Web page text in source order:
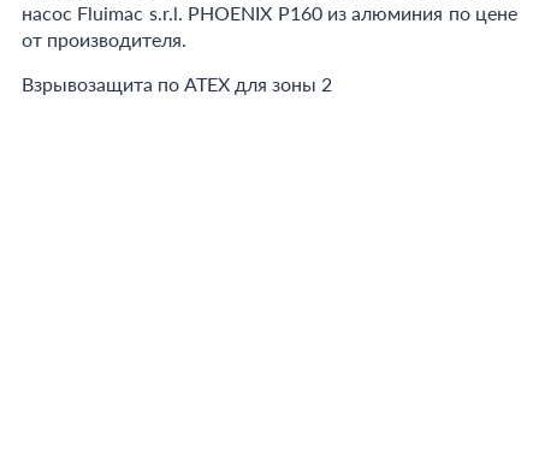
насос Fluimac s.r.l. PHOENIX P160 из алюминия по цене
от производителя.
Взрывозащита по ATEX для зоны 2